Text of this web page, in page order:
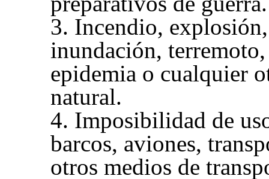
3. Incendio,
inundación,
epidemia o cualquier
natural.
4. Imposibilidad de
barcos, aviones,
otros medios de